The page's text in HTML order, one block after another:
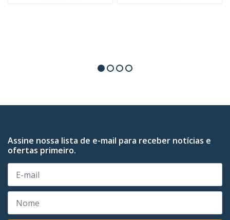
Assine nossa lista de e-mail para receber notícias e
ofertas primeiro.